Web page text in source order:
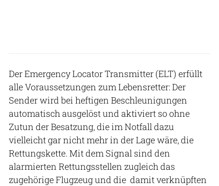
Der Emergency Locator Transmitter (ELT) erfüllt
alle Voraussetzungen zum Lebensretter: Der
Sender wird bei heftigen Beschleunigungen
automatisch ausgelöst und aktiviert so ohne
Zutun der Besatzung, die im Notfall dazu
vielleicht gar nicht mehr in der Lage wäre, die
Rettungskette. Mit dem Signal sind den
alarmierten Rettungsstellen zugleich das
zugehörige Flugzeug und die damit verknüpften